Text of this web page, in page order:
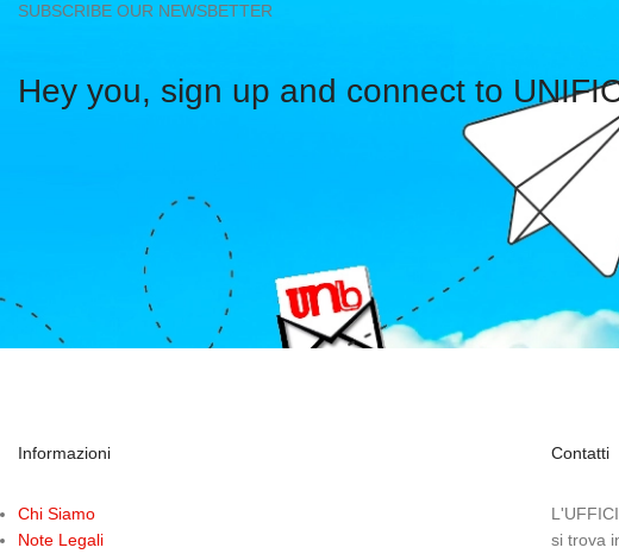
SUBSCRIBE OUR NEWSBETTER
Hey you, sign up and connect to
Informazioni
Chi Siamo
Note Legali
Contatti
si trova